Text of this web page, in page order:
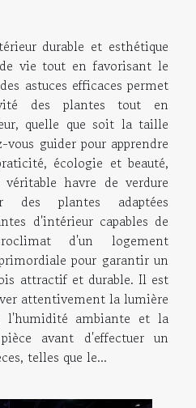
durable et esthétique
vie tout en favorisant le
astuces efficaces permet
des plantes tout en
quelle que soit la taille
guider pour apprendre
écologie et beauté,
havre de verdure
des plantes adaptées
d'intérieur capables de
d'un logement
pour garantir un
attractif et durable. Il est
attentivement la lumière
l'humidité ambiante et la
avant d'effectuer un
telles que le...